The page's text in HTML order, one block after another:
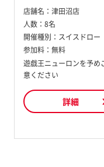
店舗名： 津田沼店
人数： 8名
開催種別： スイスドロー
参加料： 無料
遊戯王ニューロンを予め
意ください
詳細